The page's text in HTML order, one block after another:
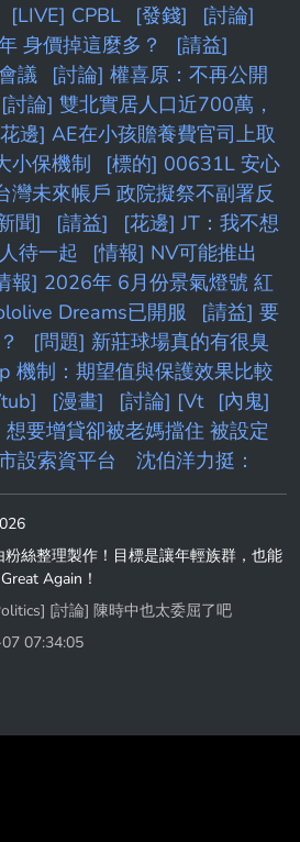
[LIVE] CPBL [發錢]
[討論]
身價掉這麼多？
[請益]
議
[討論] 權喜原：不再公開
[討論] 雙北實居人口近700萬，
邊] AE在小孩贍養費官司上取
小保機制
[標的] 00631L 安心
灣未來帳戶 政院擬祭不副署反
聞] [請益]
[花邊] JT：我不想
待一起
[情報] NV可能推出
報] 2026年 6月份景氣燈號 紅
Dreams已開服
[請益] 要
[問題] 新莊球場真的有很臭
機制：期望值與保護效果比較
[漫畫] [討論] [Vt
[內鬼]
想要增貸卻被老媽擋住 被設定
設索資平台 沈伯洋力挺：
絲整理製作！目標是讓年輕族群，也能
Again！
[討論] 陳時中也太委屈了吧
07:34:05